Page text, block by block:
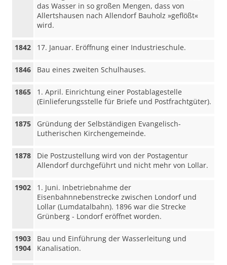
das Wasser in so großen Mengen, dass von
Allertshausen nach Allendorf Bauholz »geflößt«
wird.
1842 17. Januar. Eröffnung einer Industrieschule.
1846 Bau eines zweiten Schulhauses.
1865
1. April. Einrichtung einer Postablagestelle
(Einlieferungsstelle für Briefe und Postfrachtgüter).
1875
Gründung der Selbständigen Evangelisch-
Lutherischen Kirchengemeinde.
1878
Die Postzustellung wird von der Postagentur
Allendorf durchgeführt und nicht mehr von Lollar.
1902
1. Juni. Inbetriebnahme der
Eisenbahnnebenstrecke zwischen Londorf und
Lollar (Lumdatalbahn). 1896 war die Strecke
Grünberg - Londorf eröffnet worden.
1903
1904
Bau und Einführung der Wasserleitung und
Kanalisation.